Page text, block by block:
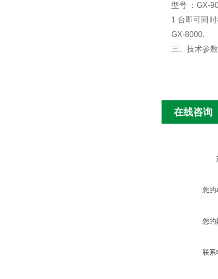
型号 ：GX-
1 台即可同
GX-8000.
三、技术参数
在线咨询
您的
您的
联系